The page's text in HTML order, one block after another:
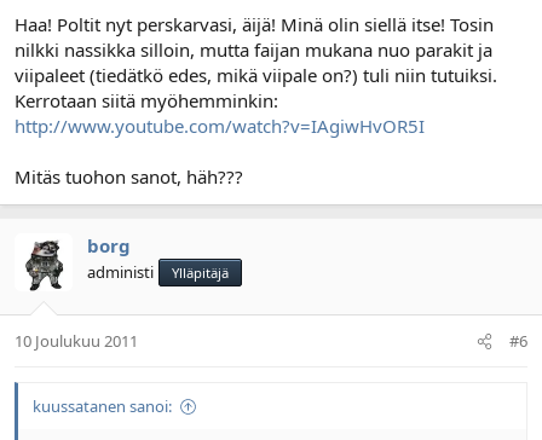
Haa! Poltit nyt perskarvasi, äijä! Minä olin siellä itse! Tosin
nilkki nassikka silloin, mutta faijan mukana nuo parakit ja
viipaleet (tiedätkö edes, mikä viipale on?) tuli niin tutuiksi.
Kerrotaan siitä myöhemminkin:
http://www.youtube.com/watch?v=IAgiwHvOR5I
Mitäs tuohon sanot, häh???
borg
administi Ylläpitäjä
10 Joulukuu 2011 #6
kuussatanen sanoi: